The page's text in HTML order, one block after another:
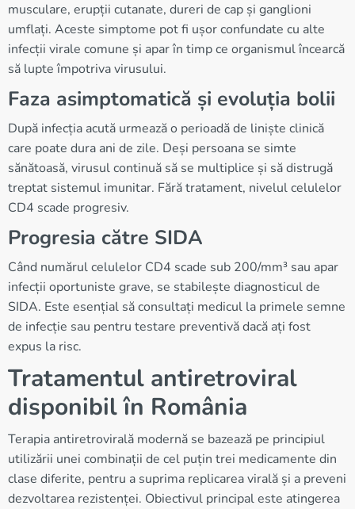
musculare, erupții cutanate, dureri de cap și ganglioni
umflați. Aceste simptome pot fi ușor confundate cu alte
infecții virale comune și apar în timp ce organismul încearcă
să lupte împotriva virusului.
Faza asimptomatică și evoluția bolii
După infecția acută urmează o perioadă de liniște clinică
care poate dura ani de zile. Deși persoana se simte
sănătoasă, virusul continuă să se multiplice și să distrugă
treptat sistemul imunitar. Fără tratament, nivelul celulelor
CD4 scade progresiv.
Progresia către SIDA
Când numărul celulelor CD4 scade sub 200/mm³ sau apar
infecții oportuniste grave, se stabilește diagnosticul de
SIDA. Este esențial să consultați medicul la primele semne
de infecție sau pentru testare preventivă dacă ați fost
expus la risc.
Tratamentul antiretroviral
disponibil în România
Terapia antiretrovirală modernă se bazează pe principiul
utilizării unei combinații de cel puțin trei medicamente din
clase diferite, pentru a suprima replicarea virală și a preveni
dezvoltarea rezistenței. Obiectivul principal este atingerea